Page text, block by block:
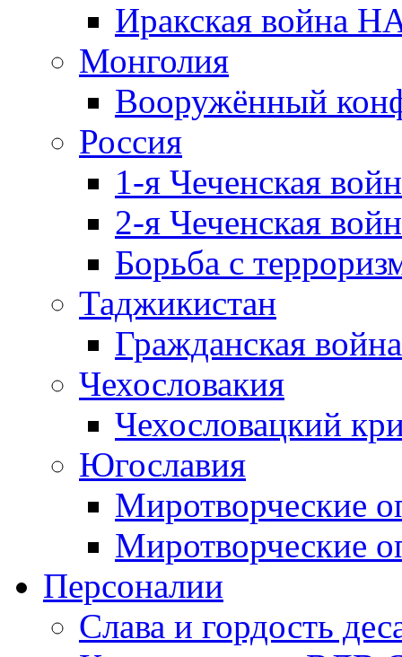
Иракская война
Монголия
Вооружённый
Россия
1-я Чеченская
2-я Чеченская
Борьба с
Таджикистан
Гражданская
Чехословакия
Чехословацкий
Югославия
Миротворческие
Миротворческие
Персоналии
Слава и гордость